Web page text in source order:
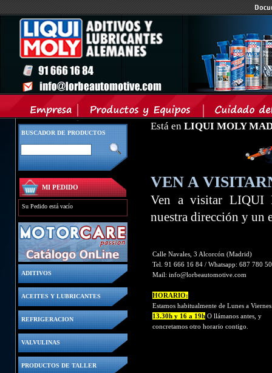
BUSCADOR DE PRODUCTOS
MI PEDIDO
Su Pedido está vacío
ADITIVOS
ACEITES Y LUBRICANTES
REFRIGERACION
VALVULINAS
PRODUCTOS DE TALLER
Está en LIQUI MOLY
VEN A
Ven a visitar LIQUI
nuestra dirección y un
Calle Navales, 3 Alcorcón (Madrid)
Tel. 91 666 16 84 / Whatsapp: 687 780
Mail: info@lorbeautomotive.com
HORARIO:
Estamos habitualmente de Lunes a
13.30h y 16 a 19h O llámanos antes, y
concretamos otro horario contigo.